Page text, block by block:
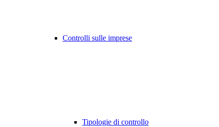
Controlli sulle imprese
Tipologie di controllo